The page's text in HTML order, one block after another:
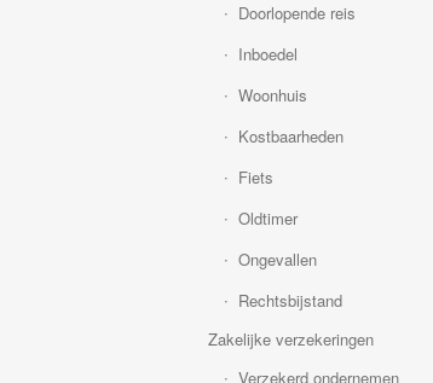
Doorlopende reis
Inboedel
Woonhuis
Kostbaarheden
Fiets
Oldtimer
Ongevallen
Rechtsbijstand
Zakelijke verzekeringen
Verzekerd ondernemen